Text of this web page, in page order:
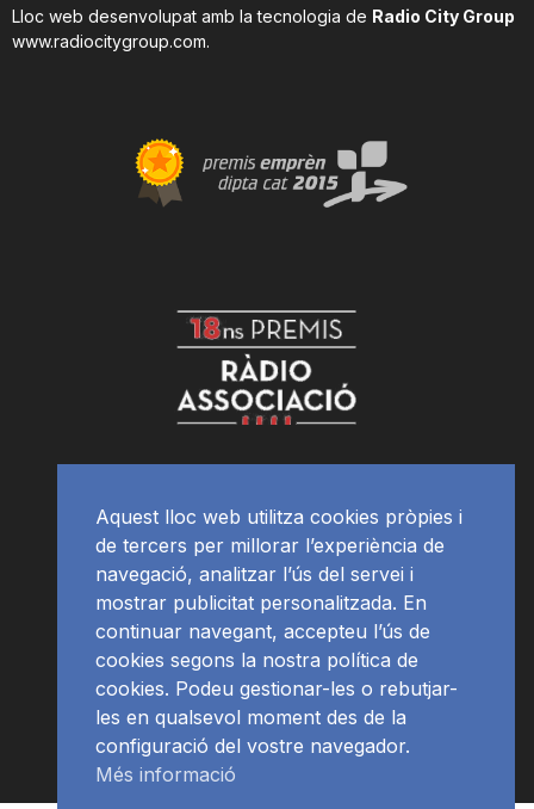
Lloc web desenvolupat amb la tecnologia de Radio City Group
www.radiocitygroup.com.
Aquest lloc web utilitza cookies pròpies i
de tercers per millorar l’experiència de
navegació, analitzar l’ús del servei i
mostrar publicitat personalitzada. En
continuar navegant, accepteu l’ús de
cookies segons la nostra política de
cookies. Podeu gestionar-les o rebutjar-
les en qualsevol moment des de la
configuració del vostre navegador.
Més informació